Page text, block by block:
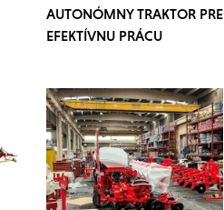
AUTONÓMNY TRAKTOR PRE
EFEKTÍVNU PRÁCU